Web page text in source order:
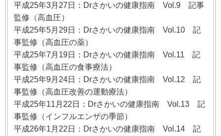
平成25年3月27日：Drさかいの健康指南 Vol.9 記事
監修（高血圧）
平成25年5月29日：Drさかいの健康指南 Vol.10 記
事監修（高血圧の薬）
平成25年7月19日：Drさかいの健康指南 Vol.11 記
事監修（高血圧の食事療法）
平成25年9月24日：Drさかいの健康指南 Vol.12 記
事監修（高血圧改善の運動療法）
平成25年11月22日：Drさかいの健康指南 Vol.13 記
事監修（インフルエンザの季節）
平成26年1月22日：Drさかいの健康指南 Vol.14 記